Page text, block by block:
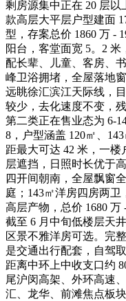
剩房源集中正在 20 层
款高层大平层户型建面
型，存案总价 1860 万 -
阳台，客堂面宽 5。2
配长辈、儿童、客房、
峰卫浴拥堵，全屋落地
远眺徐汇滨江天际线，
较少，去化速度不变，
第二类正在售业态为 6-
8，户型涵盖 120㎡、
距最大可达 42 米，一
层遮挡，日照时长优于
四开间朝南，全屋飘窗
庭；143㎡洋房四房两
高层产物，总价 1680 万
截至 6 月中旬低楼层天
区景不雅洋房可选。完
是交通出行配套，自驾
距离中环上中收支口约
尾沪闵高架、外环高速
汇、龙华、前滩焦点板